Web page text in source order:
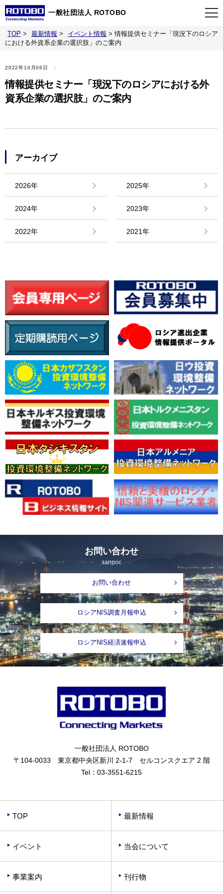
一般社団法人 ROTOBO
TOP
最新情報
当会について
刊行物
情報館
TOP > 最新情報 > イベント情報 >情報提供セミナー「現況下のロシア
における外資系企業の選択肢」のご案内
2022年10月06日
情報提供セミナー「現況下のロシアにおける外
資系企業の選択肢」のご案内
アーカイブ
2026年 2025年
2024年 2023年
2022年 2021年
お問い合わせ
запрос
お問い合わせ
ロシアNIS調査月報申込
ロシアNIS経済速報申込
一般社団法人 ROTOBO
〒104-0033 東京都中央区新川 2-1-7 セルコンスクエア 2 階
Tel： 03-3551-6215
TOP 最新情報
イベント 当会について
事業案内 刊行物